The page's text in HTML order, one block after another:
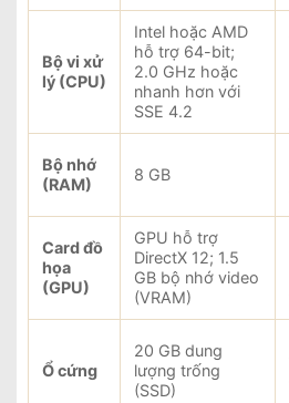
Bộ vi xử
lý (CPU)
Intel hoặc AMD
hỗ trợ 64-bit;
2.0 GHz hoặc
nhanh hơn với
SSE 4.2
Bộ nhớ
(RAM)
8 GB
Card đồ
họa
(GPU)
GPU hỗ trợ
DirectX 12; 1.5
GB bộ nhớ video
(VRAM)
Ổ cứng
20 GB dung
lượng trống
(SSD)